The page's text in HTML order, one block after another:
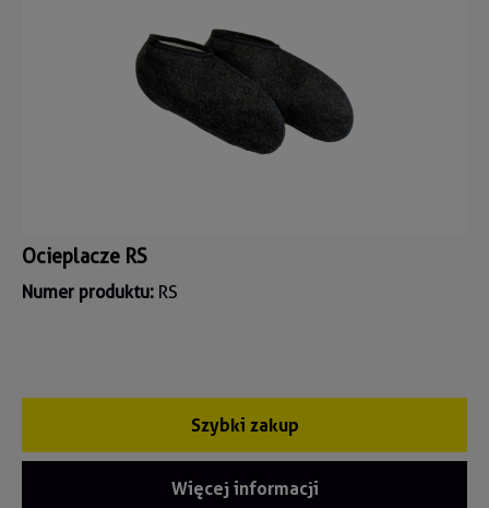
Ocieplacze RS
Numer produktu: RS
Szybki zakup
Więcej informacji